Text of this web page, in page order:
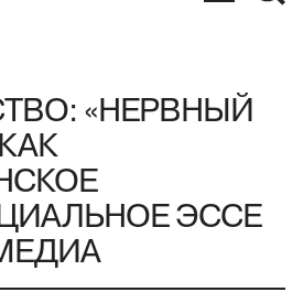
«НЕРВНЫЙ
ЭССЕ